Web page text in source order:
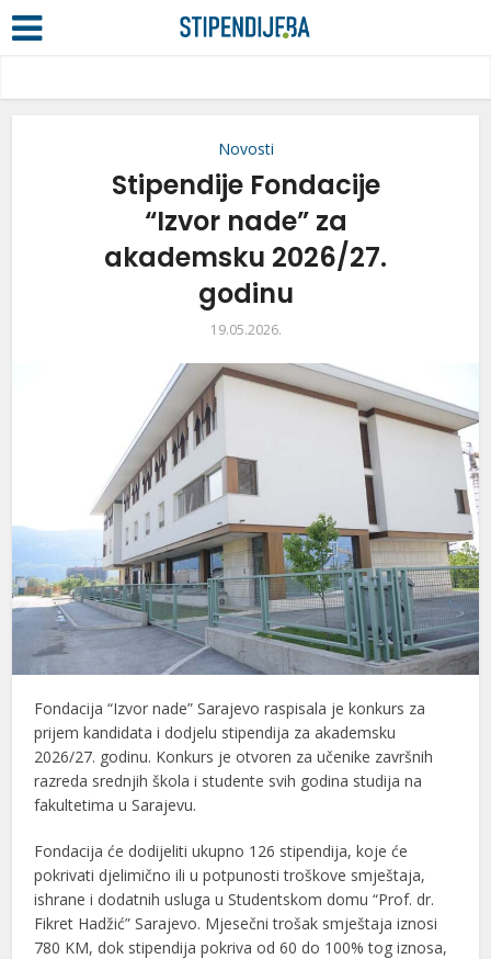
Novosti
Stipendije Fondacije
“Izvor nade” za
akademsku 2026/27.
godinu
19.05.2026.
Fondacija “Izvor nade” Sarajevo raspisala je konkurs za
prijem kandidata i dodjelu stipendija za akademsku
2026/27. godinu. Konkurs je otvoren za učenike završnih
razreda srednjih škola i studente svih godina studija na
fakultetima u Sarajevu.
Fondacija će dodijeliti ukupno 126 stipendija, koje će
pokrivati djelimično ili u potpunosti troškove smještaja,
ishrane i dodatnih usluga u Studentskom domu “Prof. dr.
Fikret Hadžić” Sarajevo. Mjesečni trošak smještaja iznosi
780 KM, dok stipendija pokriva od 60 do 100% tog iznosa,